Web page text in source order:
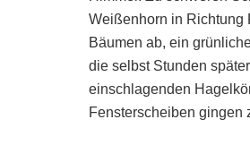
Weißenhorn in Richtung
Bäumen ab, ein
die selbst Stunden
einschlagenden
Fensterscheiben gingen